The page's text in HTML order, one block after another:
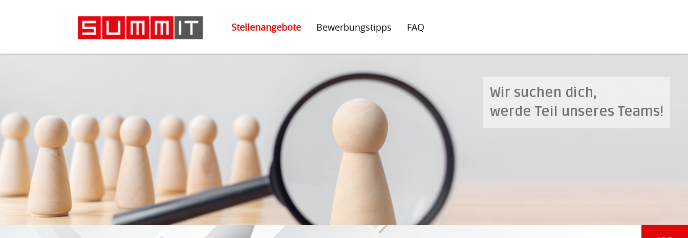
Stellenangebote Bewerbungstipps FAQ
Wir suchen dich,
werde Teil unseres Teams!